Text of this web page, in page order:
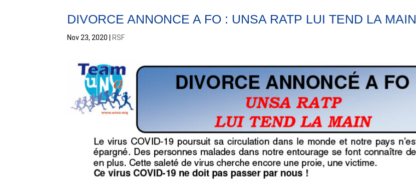
DIVORCE ANNONCE A FO : UNSA RATP LUI TEND LA MAIN
Nov 23, 2020 RSF